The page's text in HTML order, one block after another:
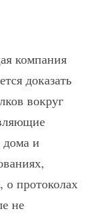
компания
доказать
вокруг
дома и
о протоколах
не